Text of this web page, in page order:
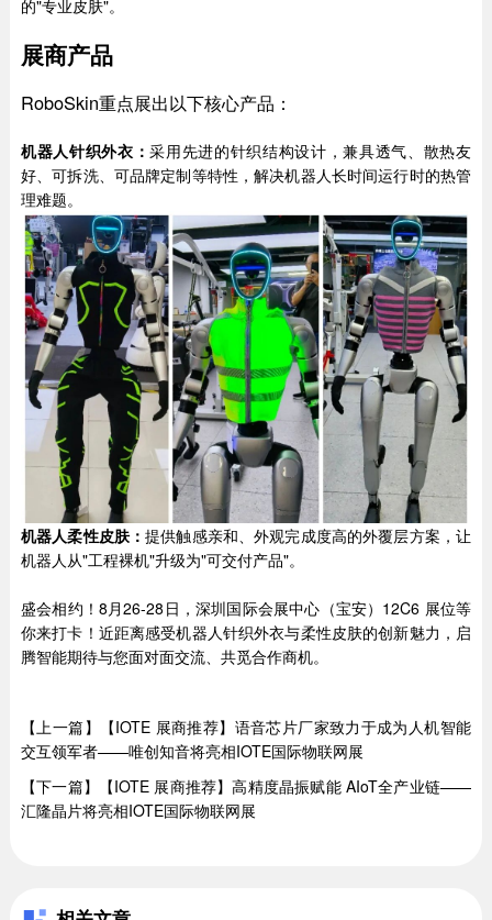
的"专业皮肤"。
展商产品
RoboSkin重点展出以下核心产品：
机器人针织外衣 ：采用先进的针织结构设计，兼具透气、散热友
好、可拆洗、可品牌定制等特性，解决机器人长时间运行时的热管
理难题。
机器人柔性皮肤：提供触感亲和、外观完成度高的外覆层方案，让
机器人从"工程裸机"升级为"可交付产品"。
盛会相约！8月26-28日，深圳国际会展中心（宝安）12C6 展位等
你来打卡！近距离感受机器人针织外衣与柔性皮肤的创新魅力，启
腾智能期待与您面对面交流、共觅合作商机。
【上一篇】【IOTE 展商推荐】语音芯片厂家致力于成为人机智能
交互领军者——唯创知音将亮相IOTE国际物联网展
【下一篇】【IOTE 展商推荐】高精度晶振赋能 AIoT全产业链——
汇隆晶片将亮相IOTE国际物联网展